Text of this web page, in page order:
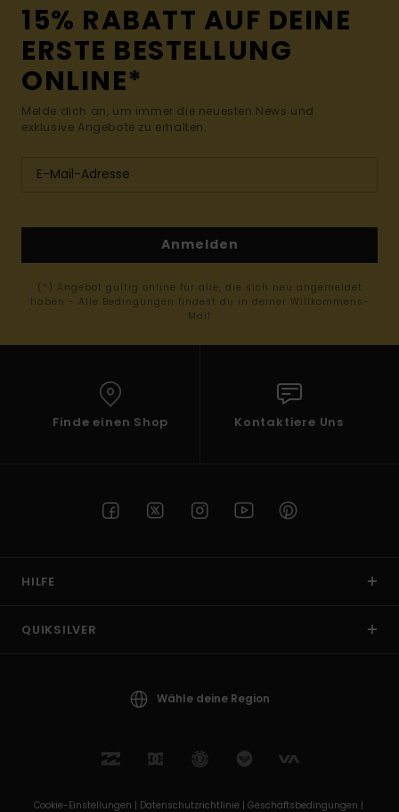
15% RABATT AUF DEINE
ERSTE BESTELLUNG
ONLINE*
Melde dich an, um immer die neuesten News und
exklusive Angebote zu erhalten.
Anmelden
(*) Angebot gültig online für alle, die sich neu angemeldet
haben - Alle Bedingungen findest du in deiner Willkommens-
Mail
Finde einen Shop Kontaktiere Uns
HILFE
QUIKSILVER
Wähle deine Region
Cookie-Einstellungen | Datenschutzrichtlinie | Geschäftsbedingungen |